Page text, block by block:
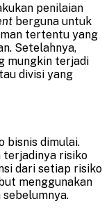
penilaian
berguna untuk
tertentu yang
Setelahnya,
mungkin terjadi
divisi yang
bisnis dimulai.
terjadinya risiko
dari setiap risiko
menggunakan